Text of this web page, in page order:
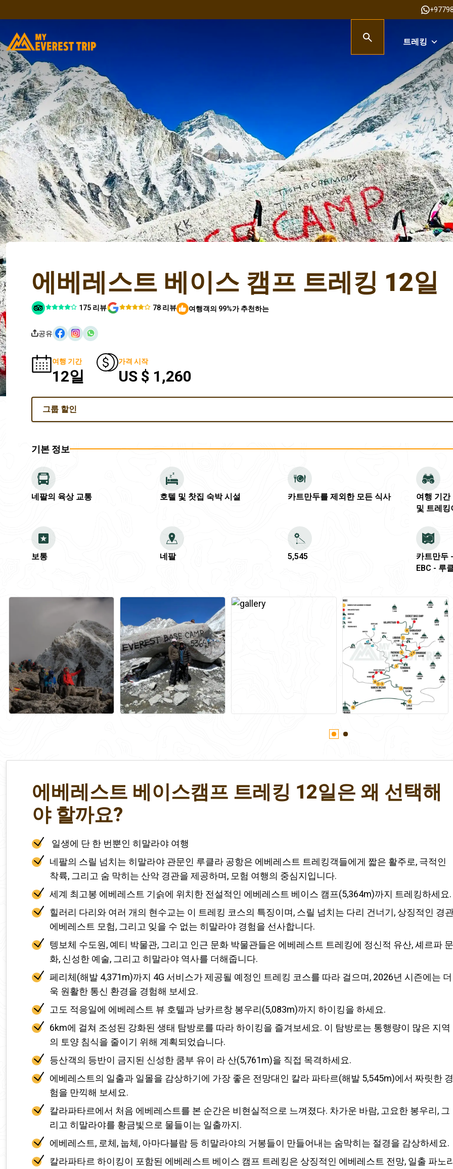
트레킹
에베레스트 베이스 캠프 트레킹 12일
175 리뷰 78 리뷰 여행객의 99%가 추천하는
공유
여행 기간
12일
가격 시작
US $ 1,260
그룹 할인
기본 정보
네팔의 육상 교통 호텔 및 찻집 숙박 시설 카트만두를 제외한 모든 식사
여행 기간
및 트레킹
보통 네팔 5,545
카트만두
EBC - 루
에베레스트 베이스캠프 트레킹 12일은 왜 선택해
야 할까요?
일생에 단 한 번뿐인 히말라야 여행
네팔의 스릴 넘치는 히말라야 관문인 루클라 공항은 에베레스트 트레킹객들에게 짧은 활주로, 극적인
착륙, 그리고 숨 막히는 산악 경관을 제공하며, 모험 여행의 중심지입니다.
세계 최고봉 에베레스트 기슭에 위치한 전설적인 에베레스트 베이스 캠프(5,364m)까지 트레킹하세요.
힐러리 다리와 여러 개의 현수교는 이 트레킹 코스의 특징이며, 스릴 넘치는 다리 건너기, 상징적인 경
에베레스트 모험, 그리고 잊을 수 없는 히말라야 경험을 선사합니다.
텡보체 수도원, 예티 박물관, 그리고 인근 문화 박물관들은 에베레스트 트레킹에 정신적 유산, 셰르파 문
화, 신성한 예술, 그리고 히말라야 역사를 더해줍니다.
페리체(해발 4,371m)까지 4G 서비스가 제공될 예정인 트레킹 코스를 따라 걸으며, 2026년 시즌에는 더
욱 원활한 통신 환경을 경험해 보세요.
고도 적응일에 에베레스트 뷰 호텔과 낭카르창 봉우리(5,083m)까지 하이킹을 하세요.
6km에 걸쳐 조성된 강화된 생태 탐방로를 따라 하이킹을 즐겨보세요. 이 탐방로는 통행량이 많은 지역
의 토양 침식을 줄이기 위해 계획되었습니다.
등산객의 등반이 금지된 신성한 쿰부 유이 라 산(5,761m)을 직접 목격하세요.
에베레스트의 일출과 일몰을 감상하기에 가장 좋은 전망대인 칼라 파타르(해발 5,545m)에서 짜릿한 경
험을 만끽해 보세요.
칼라파타르에서 처음 에베레스트를 본 순간은 비현실적으로 느껴졌다. 차가운 바람, 고요한 봉우리, 그
리고 히말라야를 황금빛으로 물들이는 일출까지.
에베레스트, 로체, 눕체, 아마다블람 등 히말라야의 거봉들이 만들어내는 숨막히는 절경을 감상하세요.
칼라파타르 하이킹이 포함된 에베레스트 베이스 캠프 트레킹은 상징적인 에베레스트 전망, 일출 파노